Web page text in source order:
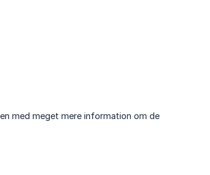
med meget mere information om de